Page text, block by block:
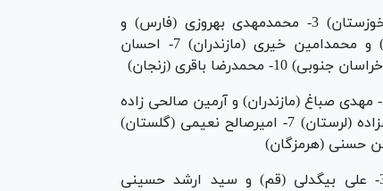
57 کیلوگرم: 1- امیرحسین سروری (تهران) 2- محمد کرم پور (خوزستان) 3- محمدمهدی بهروزی (فارس) و
امیرمحمد فریدونی (لرستان) 5- اسماعیل ظاهردوست (اصفهان) و محمدامین خیری (مازندران) 7- احسان
62 کیلوگرم: 1- محمد کاظمی (خوزستان) 2- مهرشاد کاری (تهران) 3- مهدی صباغ (مازندران) و آرمین صالحی زاده
(چهارمحال و بختیاری) 5- بردیا طاهری (گیلان) و محمدحسام چراغزاده (لرستان) 7- امیرصالح نعیمی (گلستان)
68 کیلوگرم: 1- رضا کریمی (تهران) 2- طاها نوری (مازندران) 3- علی بیگدلی (قم) و سید ارشد حسینی